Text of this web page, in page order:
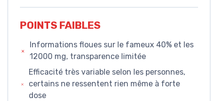
POINTS FAIBLES
Informations floues sur le fameux 40% et les
12000 mg, transparence limitée
Efficacité très variable selon les personnes,
certains ne ressentent rien même à forte
dose